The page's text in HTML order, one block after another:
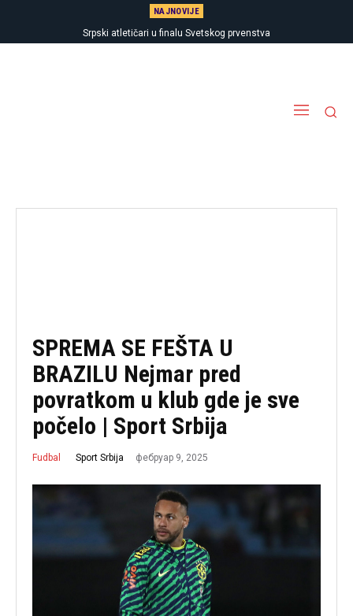
NAJNOVIJE
Srpski atletičari u finalu Svetskog prvenstva
SPREMA SE FEŠTA U
BRAZILU Nejmar pred
povratkom u klub gde je sve
počelo | Sport Srbija
Fudbal Sport Srbija фебруар 9, 2025